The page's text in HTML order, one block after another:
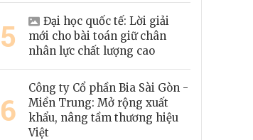
5
Đại học quốc tế: Lời giải
mới cho bài toán giữ chân
nhân lực chất lượng cao
6
Công ty Cổ phần Bia Sài Gòn -
Miền Trung: Mở rộng xuất
khẩu, nâng tầm thương hiệu
Việt